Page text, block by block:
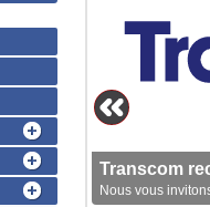
Transcom
Nous vous